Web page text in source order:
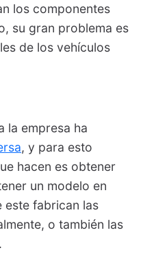
los componentes
su gran problema es
de los vehículos
la empresa ha
, y para esto
hacen es obtener
un modelo en
fabrican las
o también las